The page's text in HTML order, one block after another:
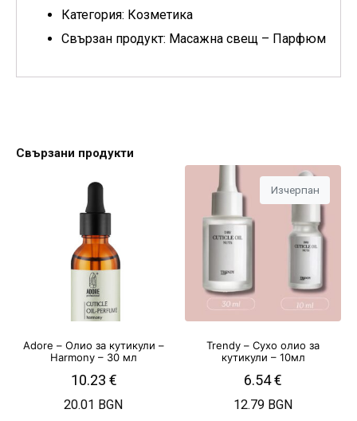
Категория: Козметика
Свързан продукт: Масажна свещ – Парфюм
Свързани продукти
Adore – Олио за кутикули –
Harmony – 30 мл
10.23 €
20.01 BGN
Изчерпан
Trendy – Сухо олио за
кутикули – 10мл
6.54€
12.79 BGN